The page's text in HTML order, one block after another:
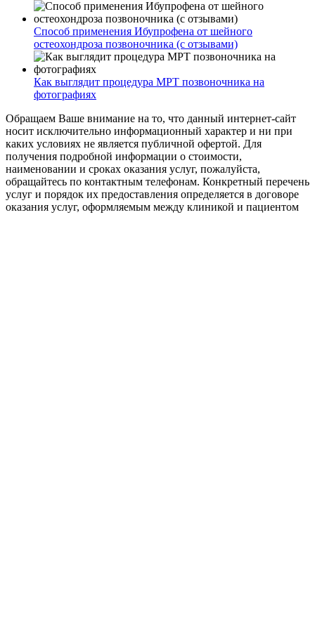
Способ применения Ибупрофена от шейного
остеохондроза позвоночника (с отзывами)
Как выглядит процедура МРТ позвоночника на
фотографиях
Обращаем Ваше внимание на то, что данный интернет-сайт
носит исключительно информационный характер и ни при
каких условиях не является публичной офертой. Для
получения подробной информации о стоимости,
наименовании и сроках оказания услуг, пожалуйста,
обращайтесь по контактным телефонам. Конкретный перечень
услуг и порядок их предоставления определяется в договоре
оказания услуг, оформляемым между клиникой и пациентом